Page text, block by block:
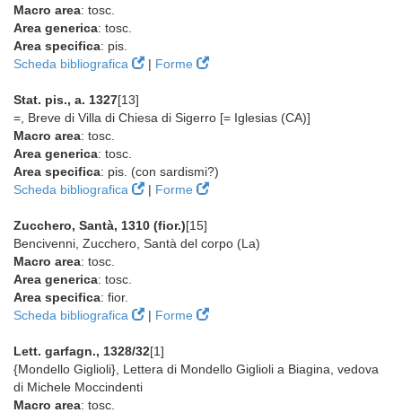
Macro area: tosc.
Area generica: tosc.
Area specifica: pis.
Scheda bibliografica
| Forme
Stat. pis., a. 1327[13]
=, Breve di Villa di Chiesa di Sigerro [= Iglesias (CA)]
Macro area: tosc.
Area generica: tosc.
Area specifica: pis. (con sardismi?)
Scheda bibliografica
| Forme
Zucchero, Santà, 1310 (fior.)[15]
Bencivenni, Zucchero, Santà del corpo (La)
Macro area: tosc.
Area generica: tosc.
Area specifica: fior.
Scheda bibliografica
| Forme
Lett. garfagn., 1328/32[1]
{Mondello Giglioli}, Lettera di Mondello Giglioli a Biagina, vedova
di Michele Moccindenti
Macro area: tosc.